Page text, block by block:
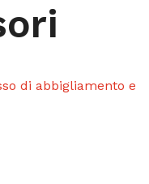
di abbigliamento e